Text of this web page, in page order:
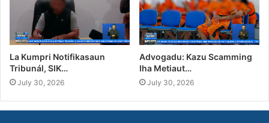
La Kumpri Notifikasaun
Tribunál, SIK…
July 30, 2026
Advogadu: Kazu Scamming
Iha Metiaut…
July 30, 2026